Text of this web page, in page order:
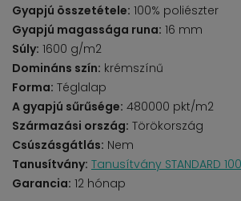
Gyapjú összetétele: 100% poliészter
Gyapjú magassága runa: 16 mm
Súly: 1600 g/m2
Domináns szín: krémszínű
Forma: Téglalap
A gyapjú sűrűsége: 480000 pkt/m2
Származási ország: Törökország
Csúszásgátlás: Nem
Tanusítvány: Tanusítvány STANDARD
Garancia: 12 hónap